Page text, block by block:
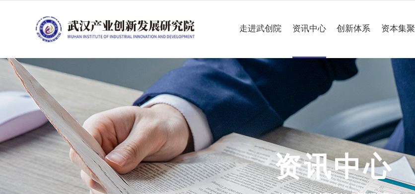
走进武创院
关于我们
理事会
大事记
园区介绍
资讯中心
科技要闻
工作动态
一路“项”新
通知公告
创新体系
专业研究所
企业联合创新中心
公共服务平台
项目意向申报
资本集聚
资讯中心